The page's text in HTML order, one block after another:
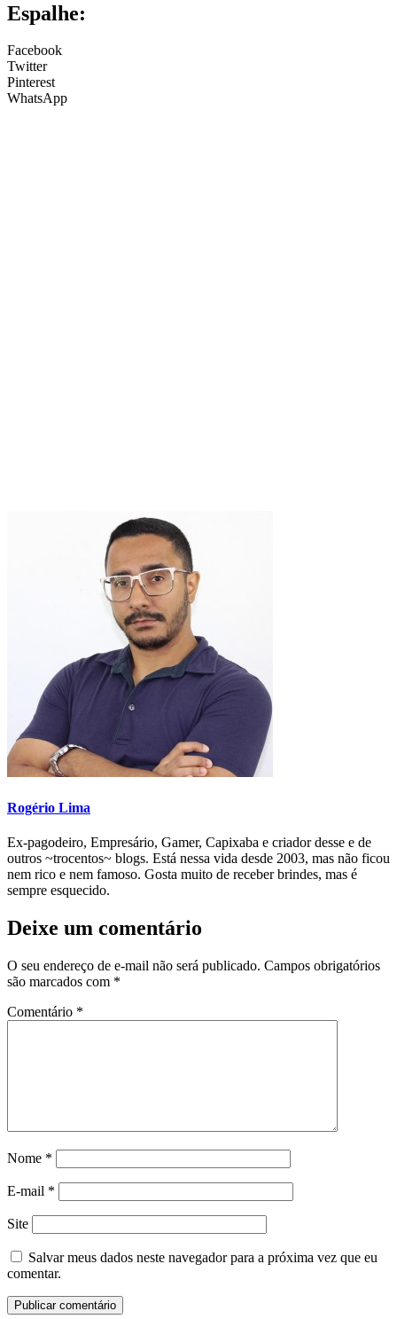
Espalhe:
Facebook
Twitter
Pinterest
WhatsApp
Rogério Lima
Ex-pagodeiro, Empresário, Gamer, Capixaba e criador desse e de
outros ~trocentos~ blogs. Está nessa vida desde 2003, mas não ficou
nem rico e nem famoso. Gosta muito de receber brindes, mas é
sempre esquecido.
Deixe um comentário
O seu endereço de e-mail não será publicado. Campos obrigatórios
são marcados com *
Comentário *
Nome *
E-mail *
Site
Salvar meus dados neste navegador para a próxima vez que eu
comentar.